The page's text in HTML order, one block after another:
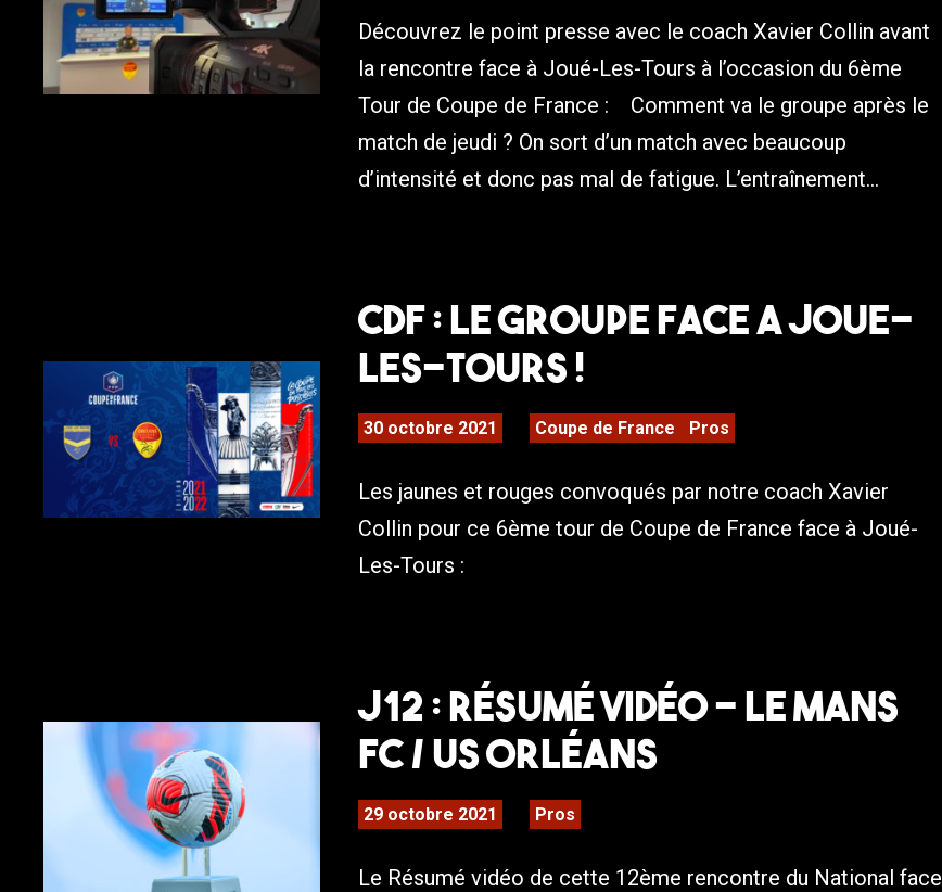
Découvrez le point presse avec le coach Xavier Collin avant
la rencontre face à Joué-Les-Tours à l’occasion du 6ème
Tour de Coupe de France : Comment va le groupe après le
match de jeudi ? On sort d’un match avec beaucoup
d’intensité et donc pas mal de fatigue. L’entraînement...
CDF : LE GROUPE FACE A JOUE-
LES-TOURS !
30 octobre 2021 Coupe de France Pros
Les jaunes et rouges convoqués par notre coach Xavier
Collin pour ce 6ème tour de Coupe de France face à Joué-
Les-Tours :
J12 : Résumé Vidéo – Le Mans
FC / US Orléans
29 octobre 2021 Pros
Le Résumé vidéo de cette 12ème rencontre du National face